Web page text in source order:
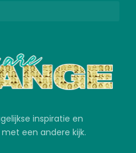
inspiratie en
een andere kijk.